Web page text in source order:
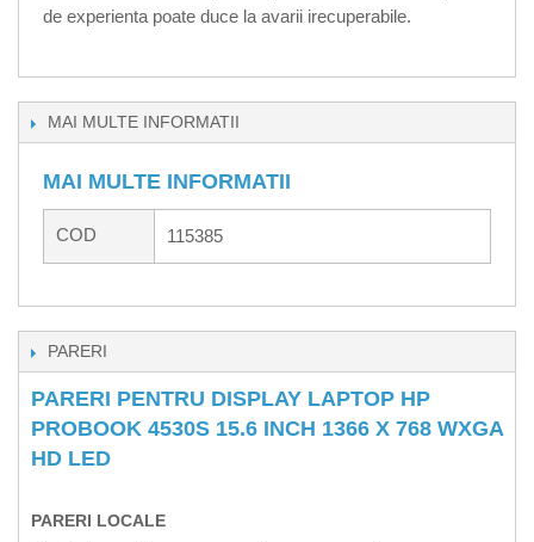
de experienta poate duce la avarii irecuperabile.
MAI MULTE INFORMATII
MAI MULTE INFORMATII
COD 115385
PARERI
PARERI PENTRU DISPLAY LAPTOP HP
PROBOOK 4530S 15.6 INCH 1366 X 768 WXGA
HD LED
PARERI LOCALE